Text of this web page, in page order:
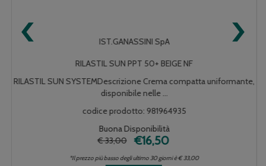
IST.GANASSINI SpA
RILASTIL SUN PPT 50+ BEIGE NF
RILASTIL SUN SYSTEMDescrizione Crema compatta uniformante,
disponibile nelle ...
codice prodotto: 981964935
Buona Disponibilità
€ 33,00 €16,50
*Il prezzo più basso degli ultimo 30 giorni è € 33,00
‹ ›